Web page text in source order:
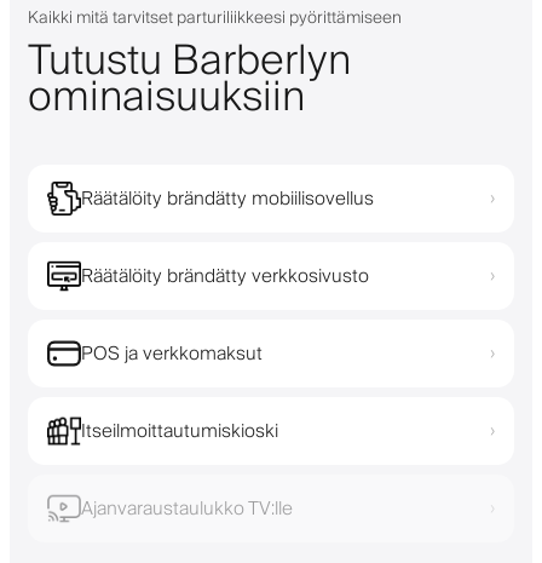
Kaikki mitä tarvitset parturiliikkeesi pyörittämiseen
Tutustu Barberlyn
ominaisuuksiin
Räätälöity brändätty mobiilisovellus ›
Räätälöity brändätty verkkosivusto ›
POS ja verkkomaksut ›
Itseilmoittautumiskioski ›
Ajanvaraustaulukko TV:lle ›